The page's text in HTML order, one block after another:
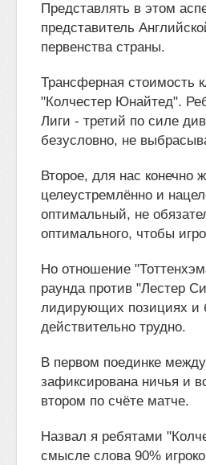
Представлять в этом
представитель
первенства страны.
Трансферная стоимость
"Колчестер Юнайтед".
Лиги - третий по силе
безусловно, не
Второе, для нас конечно
целеустремлённо и
оптимальный, не
оптимального, чтобы
Но отношение
раунда против "Лестер
лидирующих позициях и
действительно трудно.
В первом поединке
зафиксирована ничья и
втором по счёте матче.
Назвал я ребятами
смысле слова 90%